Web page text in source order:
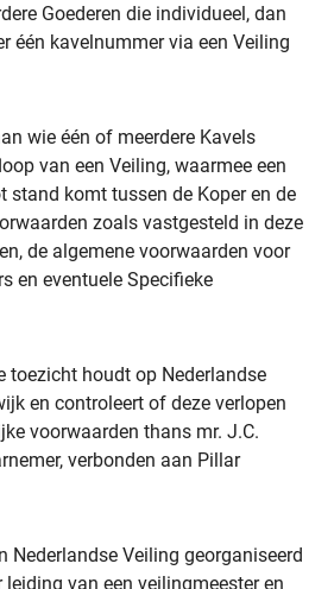
Goederen die individueel, dan
één kavelnummer via een Veiling
wie één of meerdere Kavels
van een Veiling, waarmee een
stand komt tussen de Koper en de
zoals vastgesteld in deze
de algemene voorwaarden voor
en eventuele Specifieke
toezicht houdt op Nederlandse
en controleert of deze verlopen
voorwaarden thans mr. J.C.
verbonden aan Pillar
Nederlandse Veiling georganiseerd
van een veilingmeester en